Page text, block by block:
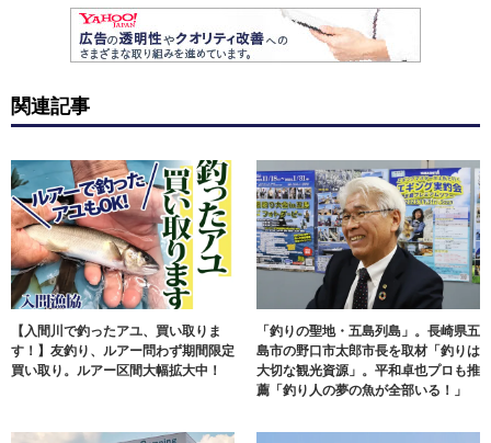
関連記事
【入間川で釣ったアユ、買い取りま
す！】友釣り、ルアー問わず期間限定
買い取り。ルアー区間大幅拡大中！
「釣りの聖地・五島列島」。長崎県五
島市の野口市太郎市長を取材「釣りは
大切な観光資源」。平和卓也プロも推
薦「釣り人の夢の魚が全部いる！」